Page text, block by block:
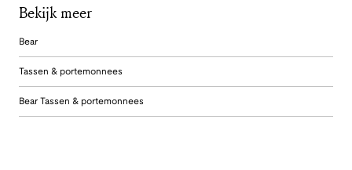
Bekijk meer
Bear
Tassen & portemonnees
Bear Tassen & portemonnees